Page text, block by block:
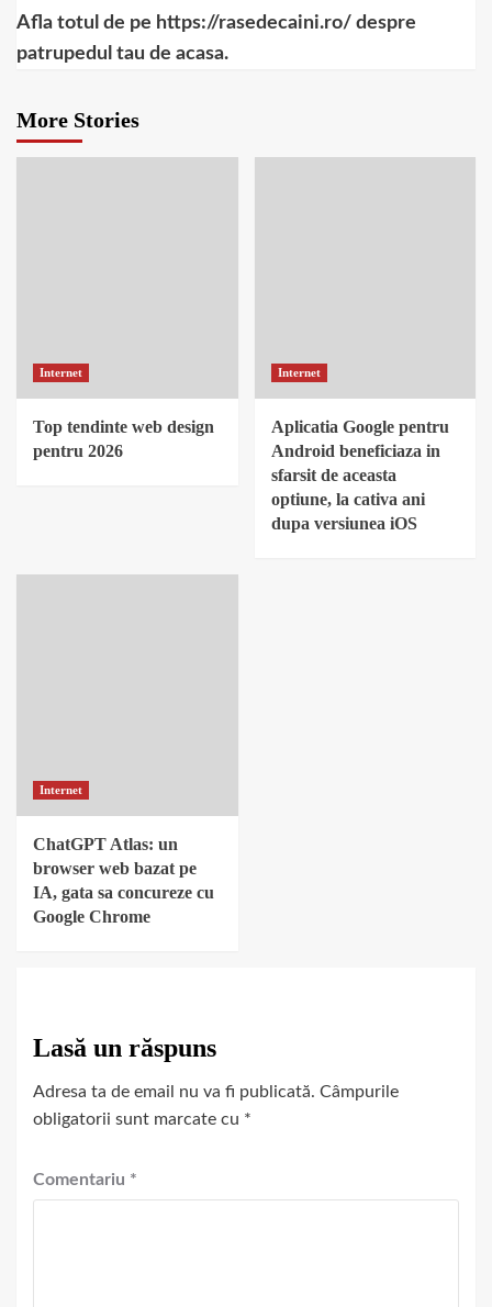
Afla totul de pe https://rasedecaini.ro/ despre
patrupedul tau de acasa.
More Stories
Internet
Top tendinte web design
pentru 2026
Internet
Aplicatia Google pentru
Android beneficiaza in
sfarsit de aceasta
optiune, la cativa ani
dupa versiunea iOS
Internet
ChatGPT Atlas: un
browser web bazat pe
IA, gata sa concureze cu
Google Chrome
Lasă un răspuns
Adresa ta de email nu va fi publicată. Câmpurile
obligatorii sunt marcate cu *
Comentariu *